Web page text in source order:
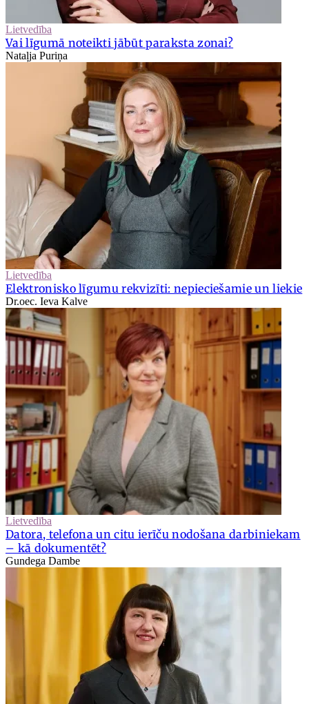
Lietvedība
Vai līgumā noteikti jābūt paraksta zonai?
Nataļja Puriņa
Lietvedība
Elektronisko līgumu rekvizīti: nepieciešamie un liekie
Dr.oec. Ieva Kalve
Lietvedība
Datora, telefona un citu ierīču nodošana darbiniekam
– kā dokumentēt?
Gundega Dambe